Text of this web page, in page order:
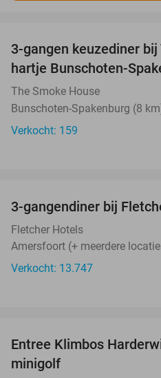
3-gangen keuzediner
hartje Bunschoten-
The Smoke House
Bunschoten-Spakenburg (8
Verkocht: 159
3-gangendiner bij
Fletcher Hotels
Amersfoort (+ meerdere
Verkocht: 13.747
Entree Klimbos
minigolf